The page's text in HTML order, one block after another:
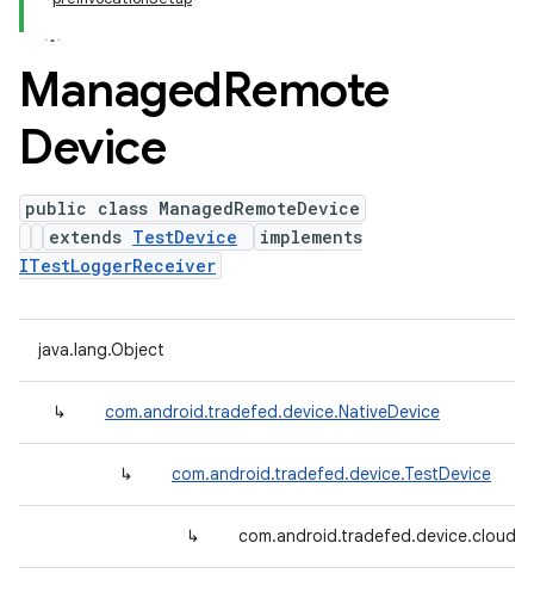
ManagedRemote
Device
public class ManagedRemoteDevice
extends TestDevice
implements
ITestLoggerReceiver
java.lang.Object
↳ com.android.tradefed.device.NativeDevice
↳ com.android.tradefed.device.TestDevice
↳